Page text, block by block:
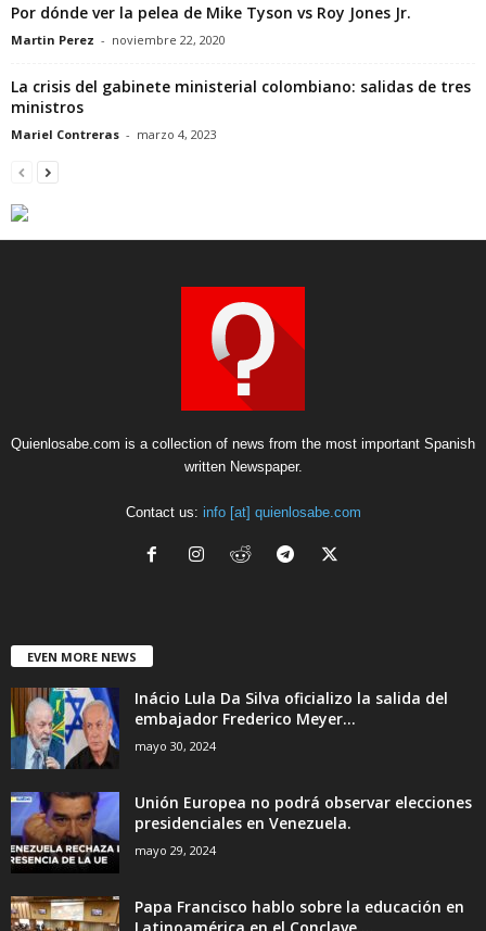
Por dónde ver la pelea de Mike Tyson vs Roy Jones Jr.
Martin Perez - noviembre 22, 2020
La crisis del gabinete ministerial colombiano: salidas de tres
ministros
Mariel Contreras - marzo 4, 2023
Quienlosabe.com is a collection of news from the most important Spanish
written Newspaper.
Contact us: info [at] quienlosabe.com
EVEN MORE NEWS
Inácio Lula Da Silva oficializo la salida del
embajador Frederico Meyer...
mayo 30, 2024
Unión Europea no podrá observar elecciones
presidenciales en Venezuela.
mayo 29, 2024
Papa Francisco hablo sobre la educación en
Latinoamérica en el Conclave....